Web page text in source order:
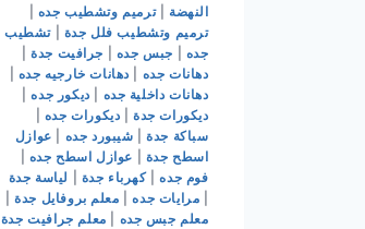
النهضة |ترميم وتشطيب جده
ترميم وتشطيب فلل جدة |تشطيب
جده
جبس جده جرافيت جدة|
دهانات جده
دهانات خارجيه جده
دهانات داخلية جده
ديكور جده|
ديكورات جدة| ديكورات جده
سباكة جدة| شيبورد جده
عوازل
اسطح جدة
عوازل اسطح جده
فوم جده|كهرباء جدة
لياسة جدة
مرايات جده| معلم بروفايل جدة|
معلم جبس جده
معلم جرافيت جدة